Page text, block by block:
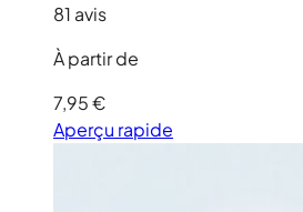
81 avis
À partir de
7,95 €
Aperçu rapide